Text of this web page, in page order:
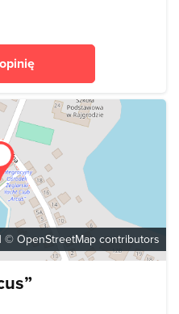
| © OpenStreetMap contributors